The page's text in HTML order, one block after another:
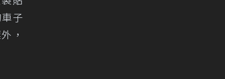
子
，